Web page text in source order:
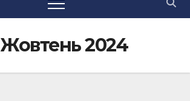
Жовтень 2024